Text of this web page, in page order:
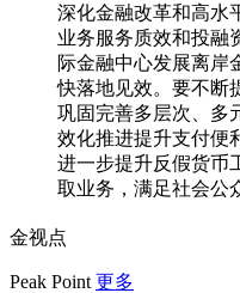
深化金融改革和高水
业务服务质效和投融
际金融中心发展离岸
快落地见效。要不断
巩固完善多层次、多
效化推进提升支付便
进一步提升反假货币
取业务，满足社会公
金视点
Peak Point 更多